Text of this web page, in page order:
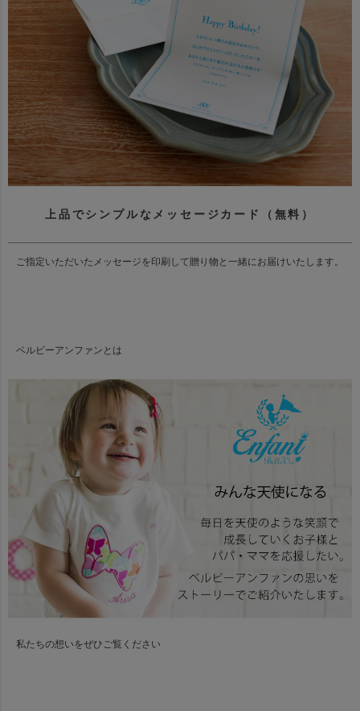
上品でシンプルなメッセージカード（無料）
ご指定いただいたメッセージを印刷して贈り物と一緒にお届けいたします。
ベルビーアンファンとは
私たちの想いをぜひご覧ください